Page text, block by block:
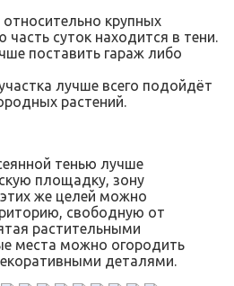
крупных
суток находится в тени.
поставить гараж либо
лучше всего подойдёт
растений.
тенью лучше
площадку, зону
же целей можно
свободную от
растительными
места можно огородить
деталями.